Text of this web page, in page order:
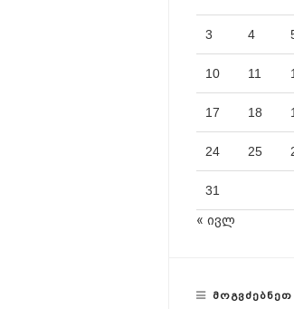
3 4
10 11
17 18
24 25
31
« ივლ
ᲛᲝᲒᲕᲫᲔᲑᲜᲔᲗ